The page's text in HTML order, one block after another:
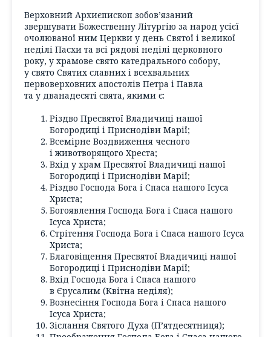
Верховний Архиєпископ зобов’язаний
звершувати Божественну Літургію за народ усієї
очолюваної ним Церкви у день Святої і великої
неділі Пасхи та всі рядові неділі церковного
року, у храмове свято катедрального собору,
у свято Святих славних і всехвальних
первоверховних апостолів Петра і Павла
та у дванадесяті свята, якими є:
Різдво Пресвятої Владичиці нашої
Богородиці і Приснодіви Марії;
Всемірне Воздвиження чесного
і животворящого Хреста;
Вхід у храм Пресвятої Владичиці нашої
Богородиці і Приснодіви Марії;
Різдво Господа Бога і Спаса нашого Ісуса
Христа;
Богоявлення Господа Бога і Спаса нашого
Ісуса Христа;
Стрітення Господа Бога і Спаса нашого Ісуса
Христа;
Благовіщення Пресвятої Владичиці нашої
Богородиці і Приснодіви Марії;
Вхід Господа Бога і Спаса нашого
в Єрусалим (Квітна неділя);
Вознесіння Господа Бога і Спаса нашого
Ісуса Христа;
Зіслання Святого Духа (П’ятдесятниця);